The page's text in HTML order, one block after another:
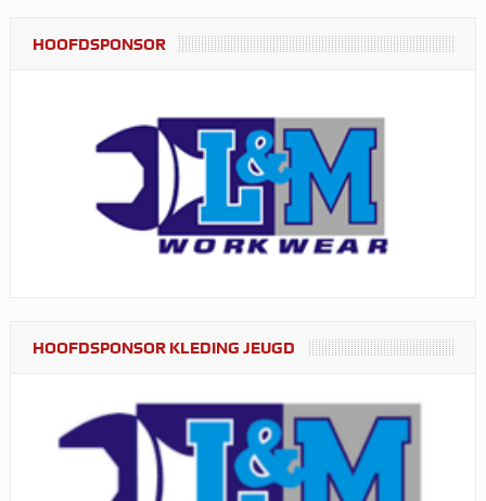
HOOFDSPONSOR
HOOFDSPONSOR KLEDING JEUGD